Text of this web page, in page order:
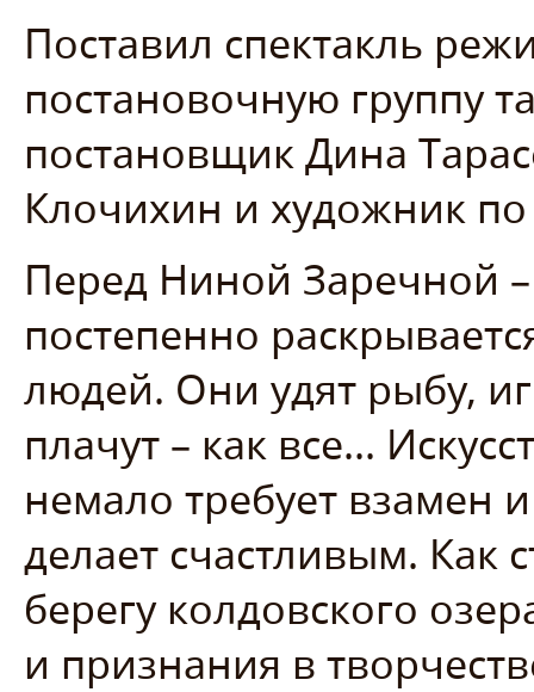
Поставил спектакль
постановочную группу
постановщик Дина
Клочихин и художник
Перед Ниной Заречной
постепенно
людей. Они удят рыбу,
плачут – как все...
немало требует взамен
делает счастливым. Как
берегу колдовского
и признания в